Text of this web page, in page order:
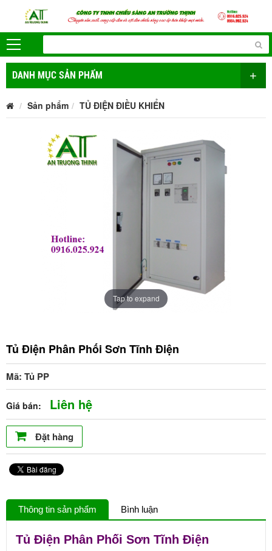
DANH MỤC SẢN PHẨM +
Sản phẩm TỦ ĐIỆN ĐIỀU KHIỂN
Tap to expand
Tủ Điện Phân Phối Sơn Tĩnh Điện
Mã: Tủ PP
Giá bán: Liên hệ
Đặt hàng
Thông tin sản phẩm Bình luận
Tủ Điện Phân Phối Sơn Tĩnh Điện